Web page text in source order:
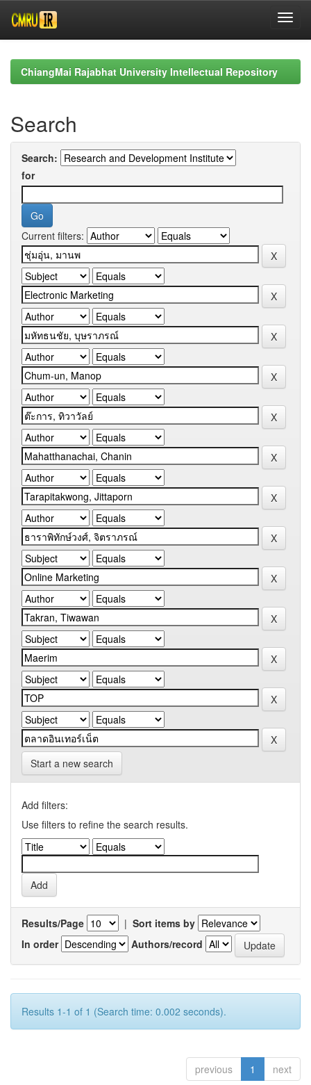
navigationChiangMai Rajabhat University Intellectual Repository
Search
Search:
for
Current filters:
Start a new search
Add filters:
Use filters to refine the search results.
Results/Page | Sort items by
In order
Authors/record
Results 1-1 of 1 (Search time: 0.002 seconds).
previous 1 next